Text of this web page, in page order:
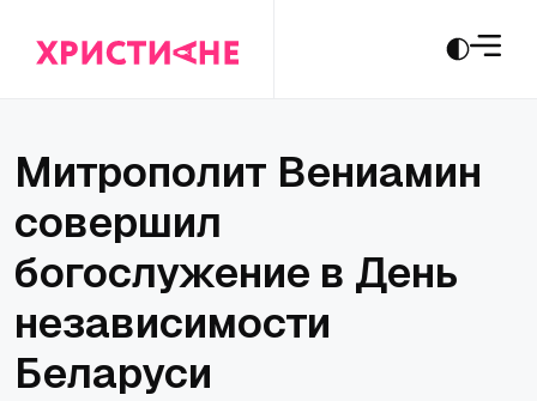
Митрополит Вениамин
совершил
богослужение в День
независимости
Беларуси